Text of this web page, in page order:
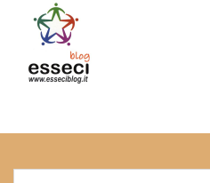
m